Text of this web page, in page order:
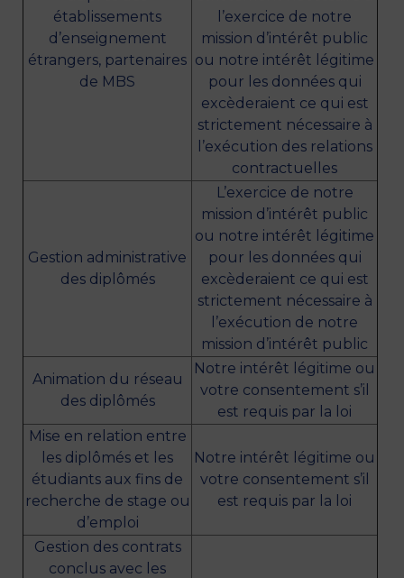
établissements
d’enseignement
étrangers, partenaires
de MBS
l’exercice de notre
mission d’intérêt public
ou notre intérêt légitime
pour les données qui
excèderaient ce qui est
strictement nécessaire à
l’exécution des relations
contractuelles
Gestion administrative
des diplômés
L’exercice de notre
mission d’intérêt public
ou notre intérêt légitime
pour les données qui
excèderaient ce qui est
strictement nécessaire à
l’exécution de notre
mission d’intérêt public
Animation du réseau
des diplômés
Notre intérêt légitime ou
votre consentement s’il
est requis par la loi
Mise en relation entre
les diplômés et les
étudiants aux fins de
recherche de stage ou
d’emploi
Notre intérêt légitime ou
votre consentement s’il
est requis par la loi
Gestion des contrats
conclus avec les